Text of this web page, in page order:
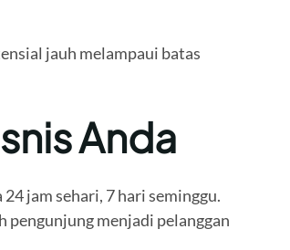
jauh melampaui batas
Anda
jam sehari, 7 hari seminggu.
pengunjung menjadi pelanggan